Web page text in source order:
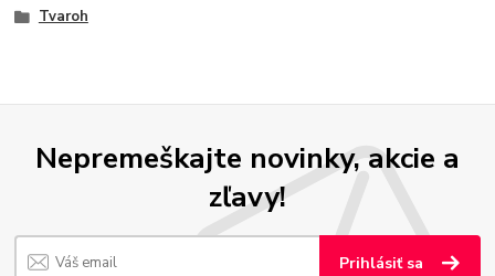
Tvaroh
Nepremeškajte novinky, akcie a
zľavy!
Prihlásiť sa